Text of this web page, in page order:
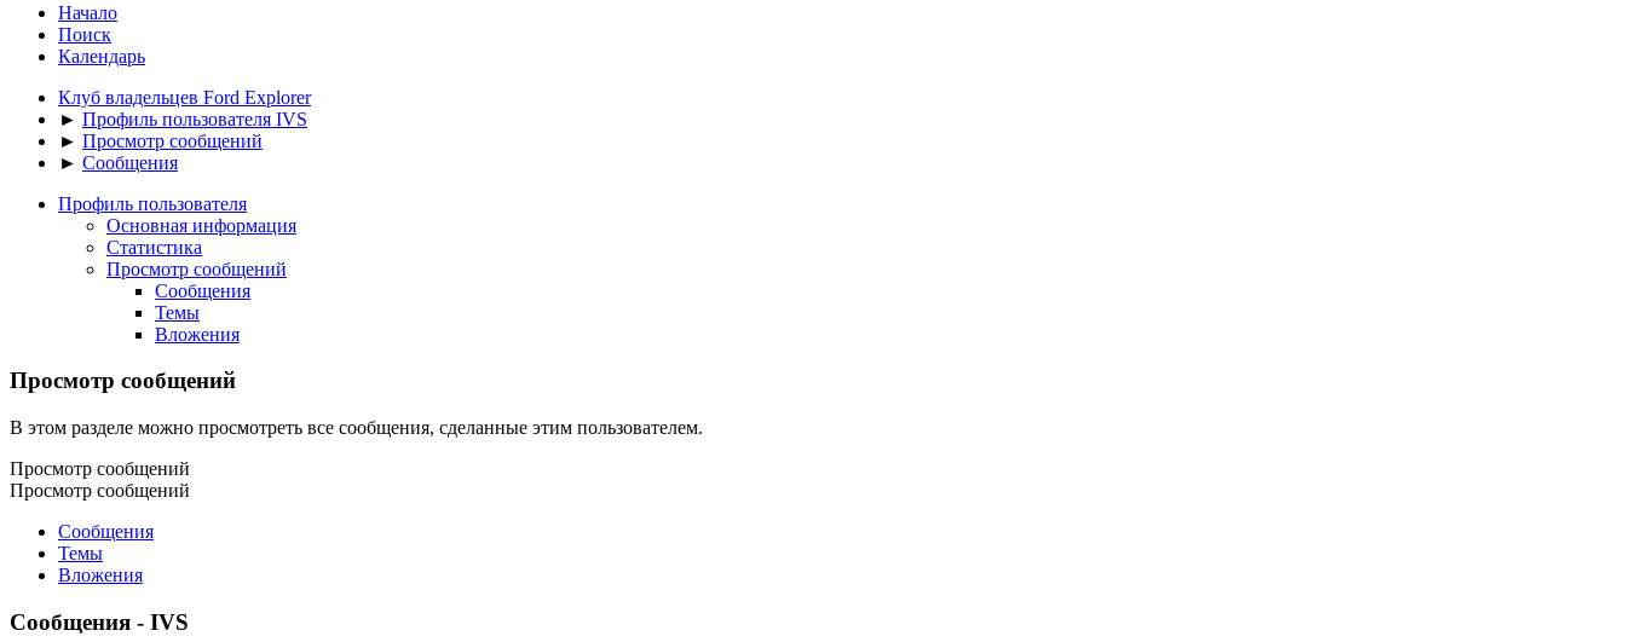
Начало
Поиск
Календарь
Клуб владельцев Ford Explorer
► Профиль пользователя IVS
► Просмотр сообщений
► Сообщения
Профиль пользователя
Основная информация
Статистика
Просмотр сообщений
Сообщения
Темы
Вложения
Просмотр сообщений
В этом разделе можно просмотреть все сообщения, сделанные этим пользователем.
Просмотр сообщений
Просмотр сообщений
Сообщения
Темы
Вложения
Сообщения - IVS